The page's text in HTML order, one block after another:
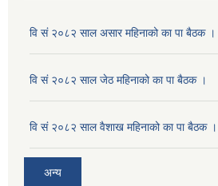
वि सं २०८२ साल असार महिनाको का पा बैठक ।
वि सं २०८२ साल जेठ महिनाको का पा बैठक ।
वि सं २०८२ साल वैशाख महिनाको का पा बैठक ।
अन्य